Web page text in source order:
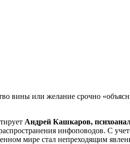
вины или желание срочно
Андрей Кашкаров,
инфоповодов. С
мире стал непреходящим